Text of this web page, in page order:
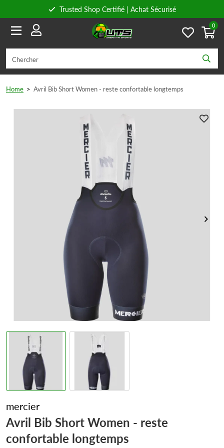
Trusted Shop Certifié | Achat Sécurisé
Conseils personnels
0
Home > Avril Bib Short Women - reste confortable longtemps
mercier
Avril Bib Short Women - reste
confortable longtemps